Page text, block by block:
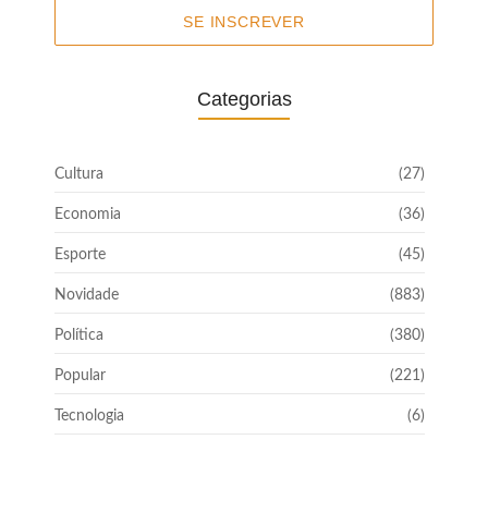
SE INSCREVER
Categorias
Cultura (27)
Economia (36)
Esporte (45)
Novidade (883)
Política (380)
Popular (221)
Tecnologia (6)